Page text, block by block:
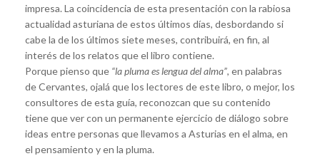
impresa. La coincidencia de esta presentación con la rabiosa
actualidad asturiana de estos últimos días, desbordando si
cabe la de los últimos siete meses, contribuirá, en fin, al
interés de los relatos que el libro contiene.
Porque pienso que “la pluma es lengua del alma”, en palabras
de Cervantes, ojalá que los lectores de este libro, o mejor, los
consultores de esta guía, reconozcan que su contenido
tiene que ver con un permanente ejercicio de diálogo sobre
ideas entre personas que llevamos a Asturias en el alma, en
el pensamiento y en la pluma.